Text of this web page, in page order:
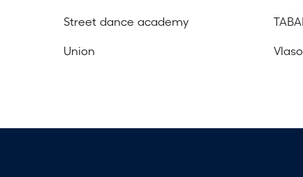
Street dance academy
Union